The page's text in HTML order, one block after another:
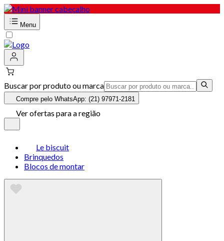
Menu
Buscar por produto ou marca
Compre pelo WhatsApp: (21) 97971-2181
Ver ofertas para a região
Le biscuit
Brinquedos
Blocos de montar